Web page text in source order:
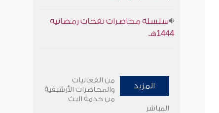
سلسلة محاضرات نفحات رمضانية
1444هـ
المزيد
من الفعاليات
والمحاضرات الأرشيفية
من خدمة البث
المباشر